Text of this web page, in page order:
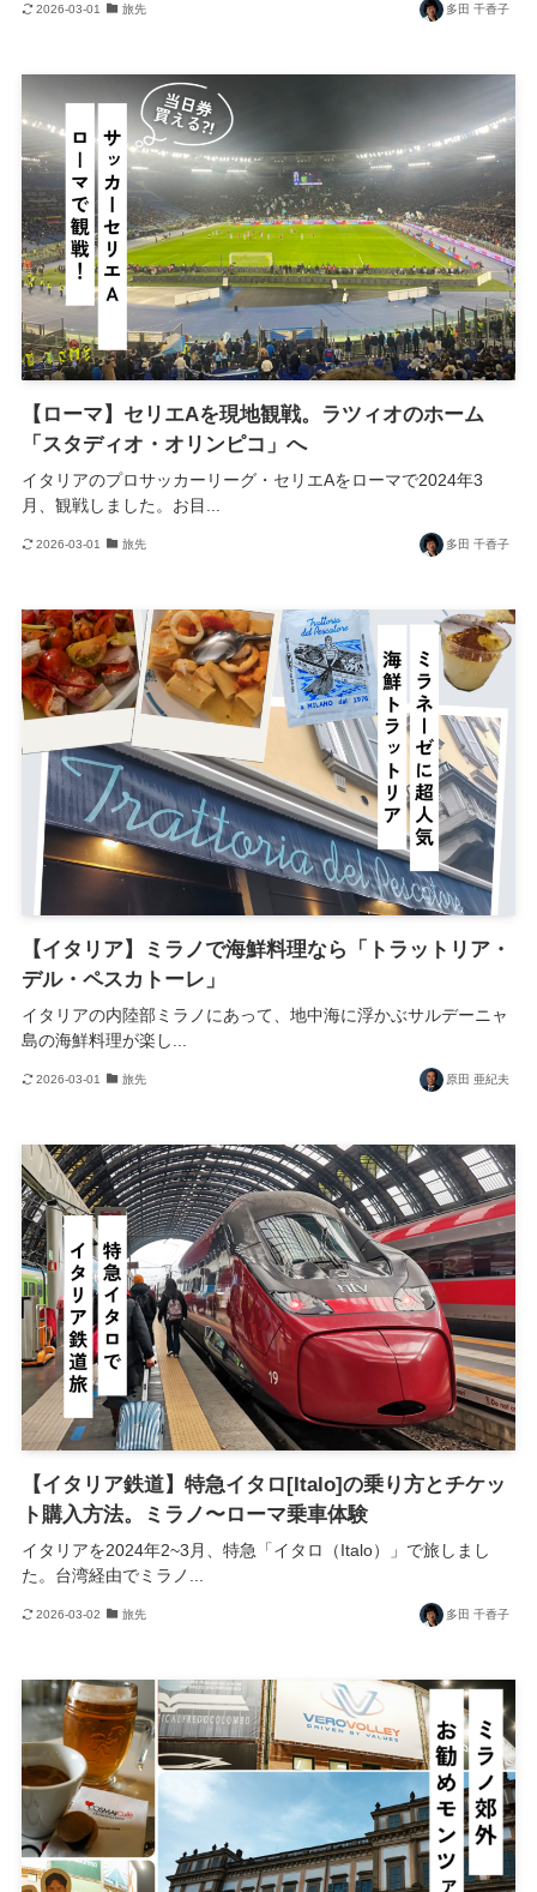
2026-03-01 旅先 多田 千香子
【ローマ】セリエAを現地観戦。ラツィオのホーム
「スタディオ・オリンピコ」へ
イタリアのプロサッカーリーグ・セリエAをローマで2024年3
月、観戦しました。お目...
2026-03-01 旅先 多田 千香子
【イタリア】ミラノで海鮮料理なら「トラットリア・
デル・ペスカトーレ」
イタリアの内陸部ミラノにあって、地中海に浮かぶサルデーニャ
島の海鮮料理が楽し...
2026-03-01 旅先 原田 亜紀夫
【イタリア鉄道】特急イタロ[Italo]の乗り方とチケッ
ト購入方法。ミラノ〜ローマ乗車体験
イタリアを2024年2~3月、特急「イタロ（Italo）」で旅しまし
た。台湾経由でミラノ...
2026-03-02 旅先 多田 千香子